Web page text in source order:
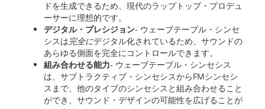
ドを生成できるため、現代のラップトップ・プロデュ
ーサーに理想的です。
デジタル・プレシジョン- ウェーブテーブル・シンセ
シスは完全にデジタル化されているため、サウンドの
あらゆる側面を完全にコントロールできます。
組み合わせる能力- ウェーブテーブル・シンセシス
は、サブトラクティブ・シンセシスからFMシンセシ
スまで、他のタイプのシンセシスと組み合わせること
ができ、サウンド・デザインの可能性を広げることが